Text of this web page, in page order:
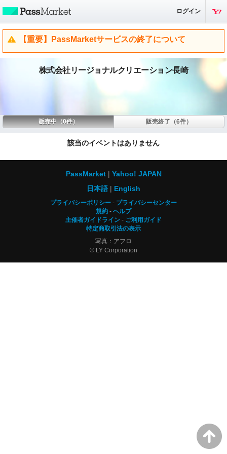
ログイン
【重要】PassMarketサービスの終了について
株式会社リージョナルクリエーション長崎
販売中（0件） 販売終了（6件）
該当のイベントはありません
PassMarket
Yahoo! JAPAN
日本語
English
プライバシーポリシー
プライバシーセンター
規約
ヘルプ
主催者ガイドライン
ご利用ガイド
特定商取引法の表示
写真：アフロ
© LY Corporation